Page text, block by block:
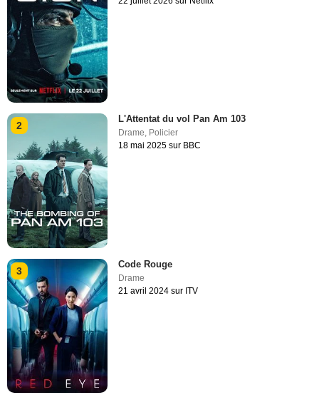
2
L'Attentat du vol Pan Am 103
Drame, Policier
18 mai 2025 sur BBC
3
Code Rouge
Drame
21 avril 2024 sur ITV